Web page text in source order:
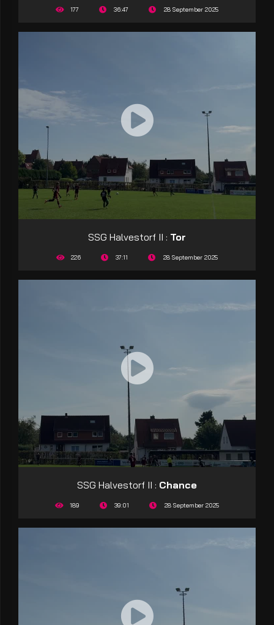
177 36:47 28 September 2025
SSG Halvestorf II : Tor
226 37:11 28 September 2025
SSG Halvestorf II : Chance
189 39:01 28 September 2025